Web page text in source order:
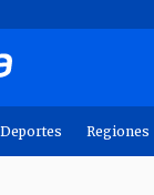
Deportes Regiones